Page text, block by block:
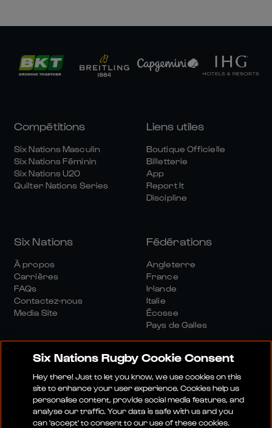
Compétitions
Six Nations Masculin
Six Nations Féminin
Six Nations U20
Quilter Nations Series
Liens utiles
Boutique Officielle
Billetterie
App
Report It
Discipline
Six Nations
À propos
Carrières
FAQs
Contactez-nous
Media Site
Fédérations
Angleterre
France
Irlande
Italie
Écosse
Pays de Galles
Site Média Conditions Générales
Politique De ConfidentialitéPolitique De Cookies
Six Nations Rugby Cookie Consent
Hey there! Just to let you know, we use cookies on this
site to enhance your user experience. Cookies help us
personalise content, provide social media features, and
analyse our traffic. Your data is safe with us and you
can 'accept' to consent to our use of these cookies.